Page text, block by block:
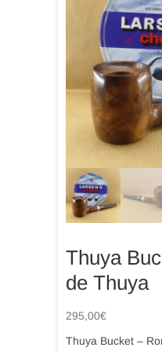
Thuya
de Thuya
295,00€
Thuya Bucket –